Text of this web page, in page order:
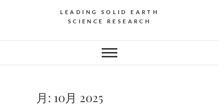
LEADING SOLID EARTH
SCIENCE RESEARCH
月: 10月 2025